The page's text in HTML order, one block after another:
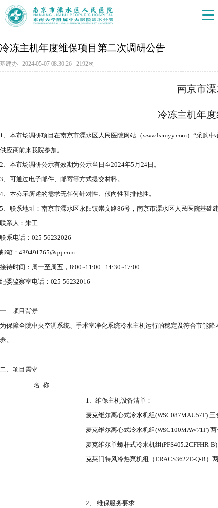
冷冻主机年度维保项目第二次调研公告
基建办 2024-05-07 08:30:26 2192次
南京市
冷冻主机年
1、本市场调研项目在南京市溧水区人民医院网站（www.lsrmyy.com）“采购
供应商前来我院参加。
2、本市场调研公示有效期为公示当日至2024年5月24日。
3、可通过电子邮件、邮寄等方式提交材料。
4、本公示所述的需求无任何针对性、倾向性和排他性。
5、联系地址：南京市溧水区永阳镇崇文路86号，南京市溧水区人民医院基础
联系人：朱工
联系电话：025-56232026
邮箱：439491765@qq.com
接待时间：周一至周五，8:00~11:00 14:30~17:00
纪委监察室电话：025-56232016
一、项目背景
为保障全院中央空调系统、手术室净化系统冷水主机运行的稳定及符合节能
养。
二、 项目需求
名 称
1、维保主机设备清单 ：
麦克维尔离心式冷水机组(WSC087MAU57F) 三
麦克维尔离心式冷水机组(WSC100MAW71F) 两
麦克维尔单螺杆式冷水机组(PFS405.2CFFHR-B
克莱门特风冷热泵机组（ERACS3622E-Q-B ）
2、 维保服务要求